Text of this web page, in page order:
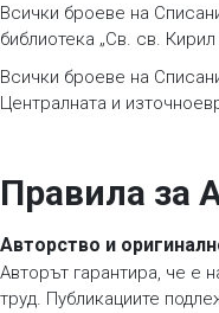
Всички броеве на
библиотека „Св. св.
Всички броеве на
Централната и
Правила за
Авторство и
Авторът гарантира, че е
труд. Публикациите